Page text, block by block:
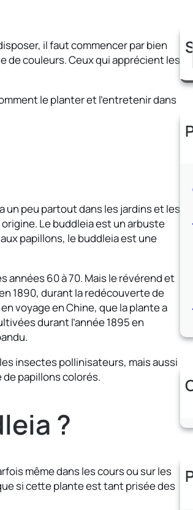
il faut commencer par bien
de couleurs. Ceux qui apprécient les
le planter et l’entretenir dans
un peu partout dans les jardins et les
Le buddleia est un arbuste
papillons, le buddleia est une
années 60 à 70. Mais le révérend et
1890, durant la redécouverte de
voyage en Chine, que la plante a
durant l’année 1895 en
insectes pollinisateurs, mais aussi
papillons colorés.
?
même dans les cours ou sur les
si cette plante est tant prisée des
h